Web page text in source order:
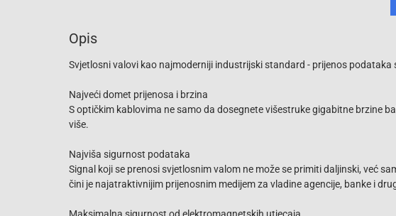
Opis
Svjetlosni valovi kao najmoderniji industrijski standard - prijenos podataka
Najveći domet prijenosa i brzina
S optičkim kablovima ne samo da dosegnete višestruke gigabitne brzine
više.
Najviša sigurnost podataka
Signal koji se prenosi svjetlosnim valom ne može se primiti daljinski, već
čini je najatraktivnijim prijenosnim medijem za vladine agencije, banke i